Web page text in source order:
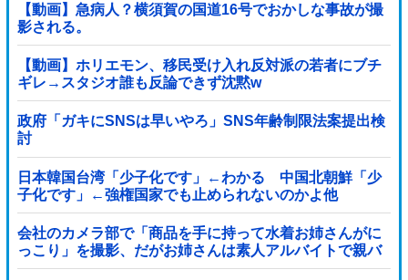
【動画】急病人？横須賀の国道16号でおかしな事故が撮
影される。
【動画】ホリエモン、移民受け入れ反対派の若者にブチ
ギレ→スタジオ誰も反論できず沈黙w
政府「ガキにSNSは早いやろ」SNS年齢制限法案提出検
討
日本韓国台湾「少子化です」←わかる 中国北朝鮮「少
子化です」←強権国家でも止められないのかよ他
会社のカメラ部で「商品を手に持って水着お姉さんがに
っこり」を撮影、だがお姉さんは素人アルバイトで親バ
レした結果……